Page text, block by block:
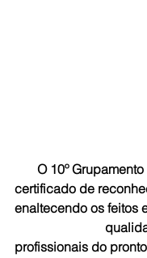
certificado de
enaltecendo os feitos
profissionais do